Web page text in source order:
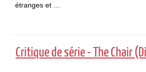
étranges et …
Critique de série - The Chair